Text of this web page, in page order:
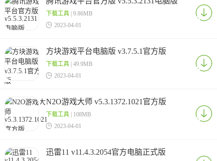
下载工具| 9.86MB
 2023-04-01
方块游戏平台电脑版 v3.7.5.1官方版
下载工具| 49.9MB
 2023-04-01
N2O游戏大师 v5.3.1372.1021官方版
下载工具| 108MB
 2023-04-01
迅雷11 v11.4.3.2054官方电脑正式版